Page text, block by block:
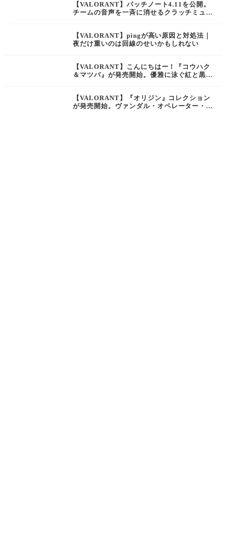
【VALORANT】パッチノート4.11を公開。
チームの音声を一斉に消せるクラッチミュー
【VALORANT】pingが高い原因と対処法｜
夜だけ重いのは回線のせいかもしれない
【VALORANT】こんにちはー！『コウハク
＆マツバ』が発売開始。優雅に泳ぐ紅と黒の
【VALORANT】『オリジン』コレクション
が発売開始。ヴァンダル・オペレーター・バ